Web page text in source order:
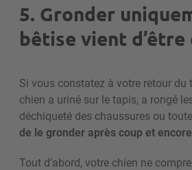
5. Gronder
bêtise vient d’être
Si vous constatez à votre retour du
chien a uriné sur le tapis, a rongé
déchiqueté des chaussures ou
de le gronder après coup et
Tout d’abord, votre chien ne